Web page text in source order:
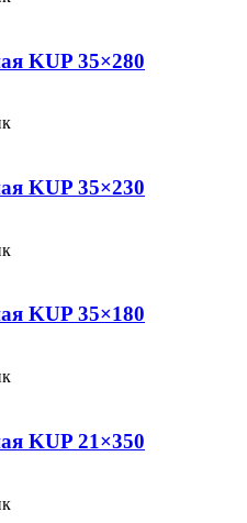
KUP 35×280
KUP 35×230
KUP 35×180
KUP 21×350